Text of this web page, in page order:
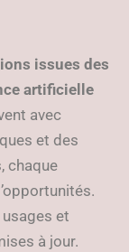
issues des
artificielle
avec
et des
chaque
et
à jour.